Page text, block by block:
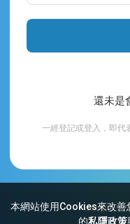
本網站使用Cookies來改善
的私隱政策
還未是
一經登記或登入，即
網站索引